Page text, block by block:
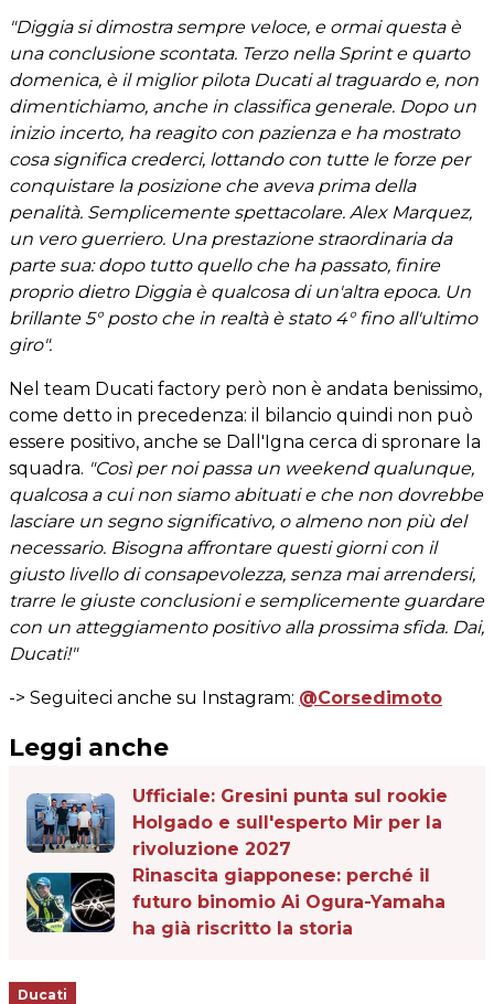
"Diggia si dimostra sempre veloce, e ormai questa è
una conclusione scontata. Terzo nella Sprint e quarto
domenica, è il miglior pilota Ducati al traguardo e, non
dimentichiamo, anche in classifica generale. Dopo un
inizio incerto, ha reagito con pazienza e ha mostrato
cosa significa crederci, lottando con tutte le forze per
conquistare la posizione che aveva prima della
penalità. Semplicemente spettacolare. Alex Marquez,
un vero guerriero. Una prestazione straordinaria da
parte sua: dopo tutto quello che ha passato, finire
proprio dietro Diggia è qualcosa di un'altra epoca. Un
brillante 5° posto che in realtà è stato 4° fino all'ultimo
giro".
Nel team Ducati factory però non è andata benissimo,
come detto in precedenza: il bilancio quindi non può
essere positivo, anche se Dall'Igna cerca di spronare la
squadra. "Così per noi passa un weekend qualunque,
qualcosa a cui non siamo abituati e che non dovrebbe
lasciare un segno significativo, o almeno non più del
necessario. Bisogna affrontare questi giorni con il
giusto livello di consapevolezza, senza mai arrendersi,
trarre le giuste conclusioni e semplicemente guardare
con un atteggiamento positivo alla prossima sfida. Dai,
Ducati!"
-> Seguiteci anche su Instagram: @Corsedimoto
Leggi anche
Ufficiale: Gresini punta sul rookie
Holgado e sull'esperto Mir per la
rivoluzione 2027
Rinascita giapponese: perché il
futuro binomio Ai Ogura-Yamaha
ha già riscritto la storia
Ducati